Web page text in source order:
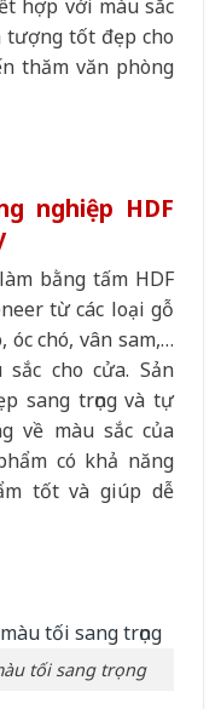
hợp với màu sắc
tượng tốt đẹp cho
thăm văn phòng
nghiệp HDF
bằng tấm HDF
từ các loại gỗ
chó, vân sam,…
cho cửa. Sản
sang trọng và tự
về màu sắc của
có khả năng
tốt và giúp dễ
tối sang trọng